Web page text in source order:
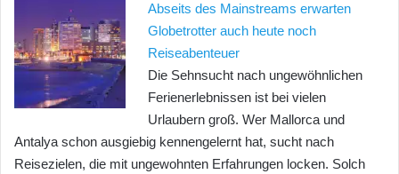
Abseits des Mainstreams erwarten
Globetrotter auch heute noch
Reiseabenteuer
Die Sehnsucht nach ungewöhnlichen
Ferienerlebnissen ist bei vielen
Urlaubern groß. Wer Mallorca und
Antalya schon ausgiebig kennengelernt hat, sucht nach
Reisezielen, die mit ungewohnten Erfahrungen locken. Solch